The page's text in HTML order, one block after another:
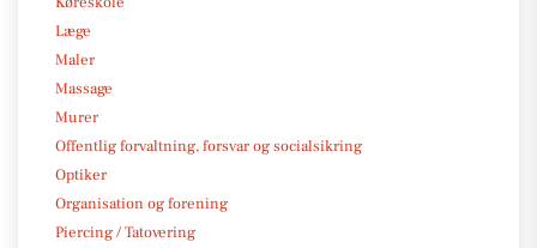
Læge
Maler
Massage
Murer
Offentlig forvaltning, forsvar og socialsikring
Optiker
Organisation og forening
Piercing / Tatovering